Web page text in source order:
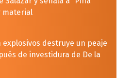
material
explosivos destruye un peaje
de investidura de De la